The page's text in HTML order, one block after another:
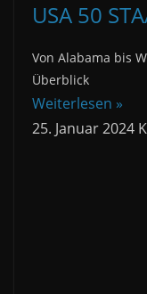
USA 50
Von Alabama bis
Überblick
Weiterlesen »
25. Januar 2024